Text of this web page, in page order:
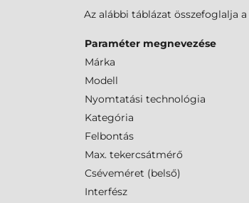
Az alábbi táblázat összefoglalja a
Paraméter megnevezése
Márka
Modell
Nyomtatási technológia
Kategória
Felbontás
Max. tekercsátmérő
Cséveméret (belső)
Interfész